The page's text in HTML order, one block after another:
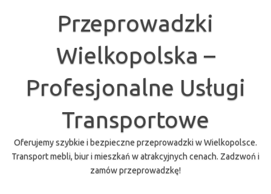
Przeprowadzki
Wielkopolska –
Profesjonalne Usługi
Transportowe
Oferujemy szybkie i bezpieczne przeprowadzki w Wielkopolsce.
Transport mebli, biur i mieszkań w atrakcyjnych cenach. Zadzwoń i
zamów przeprowadzkę!